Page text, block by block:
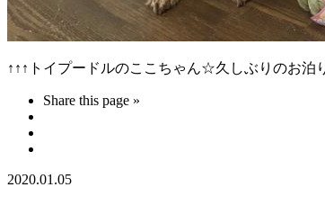
↑↑↑トイプードルのここちゃん☆久しぶりのお
Share this page »
2020.01.05